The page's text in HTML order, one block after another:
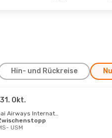
Hin- und Rückreise
Okt.
Okt.
Thai Airways International
- USM